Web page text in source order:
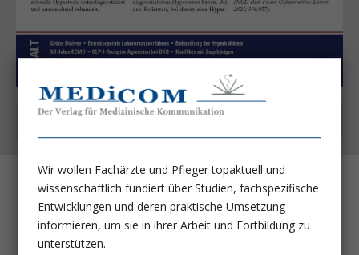
Kostenfrei auch als App
Renale Denervation: Eine etablierte
Säule der Hypertoniebehandlung?
Wir wollen Fachärzte und Pfleger topaktuell und
wissenschaftlich fundiert über Studien, fachspezifische
Entwicklungen und deren praktische Umsetzung
informieren, um sie in ihrer Arbeit und Fortbildung zu
unterstützen.